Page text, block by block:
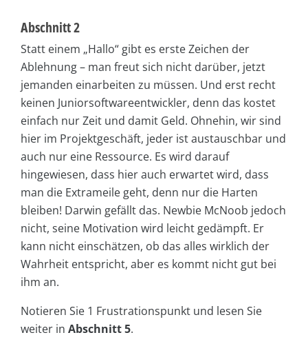
Abschnitt 2
Statt einem „Hallo“ gibt es erste Zeichen der
Ablehnung – man freut sich nicht darüber, jetzt
jemanden einarbeiten zu müssen. Und erst recht
keinen Juniorsoftwareentwickler, denn das kostet
einfach nur Zeit und damit Geld. Ohnehin, wir sind
hier im Projektgeschäft, jeder ist austauschbar und
auch nur eine Ressource. Es wird darauf
hingewiesen, dass hier auch erwartet wird, dass
man die Extrameile geht, denn nur die Harten
bleiben! Darwin gefällt das. Newbie McNoob jedoch
nicht, seine Motivation wird leicht gedämpft. Er
kann nicht einschätzen, ob das alles wirklich der
Wahrheit entspricht, aber es kommt nicht gut bei
ihm an.
Notieren Sie 1 Frustrationspunkt und lesen Sie
weiter in Abschnitt 5.